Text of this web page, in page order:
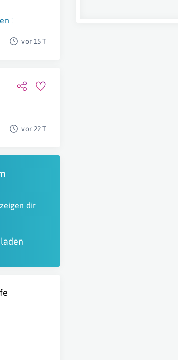
19. Bezirk (Döbling)
vor 15 T
vor 22 T
dir